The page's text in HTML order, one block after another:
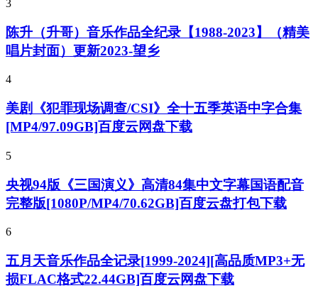
3
陈升（升哥）音乐作品全纪录【1988-2023】（精美
唱片封面）更新2023-望乡
4
美剧《犯罪现场调查/CSI》全十五季英语中字合集
[MP4/97.09GB]百度云网盘下载
5
央视94版《三国演义》高清84集中文字幕国语配音
完整版[1080P/MP4/70.62GB]百度云盘打包下载
6
五月天音乐作品全记录[1999-2024][高品质MP3+无
损FLAC格式22.44GB]百度云网盘下载